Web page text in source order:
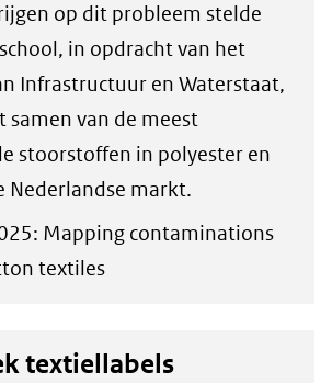
op dit probleem stelde
in opdracht van het
Infrastructuur en Waterstaat,
samen van de meest
stoorstoffen in polyester en
Nederlandse markt.
Mapping contaminations
textiles
textiellabels